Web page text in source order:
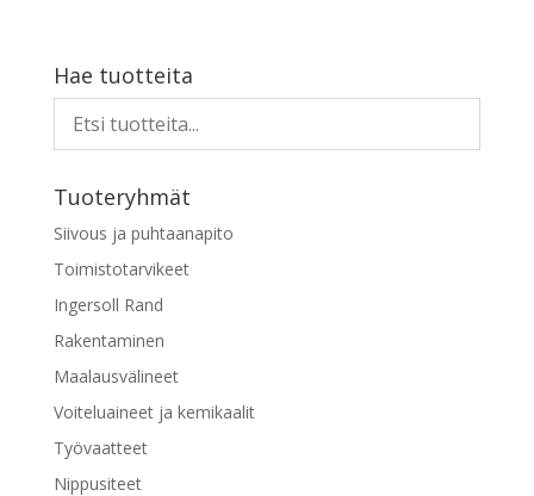
on
useampi
muunnelma.
Voit
valinnat
tuotteen
Hae tuotteita
Tuoteryhmät
Siivous ja puhtaanapito
Toimistotarvikeet
Ingersoll Rand
Rakentaminen
Maalausvälineet
Voiteluaineet ja kemikaalit
Työvaatteet
Nippusiteet